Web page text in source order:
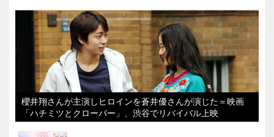
櫻井翔さんが主演しヒロインを蒼井優さんが演じた＝映画
「ハチミツとクローバー」、渋谷でリバイバル上映